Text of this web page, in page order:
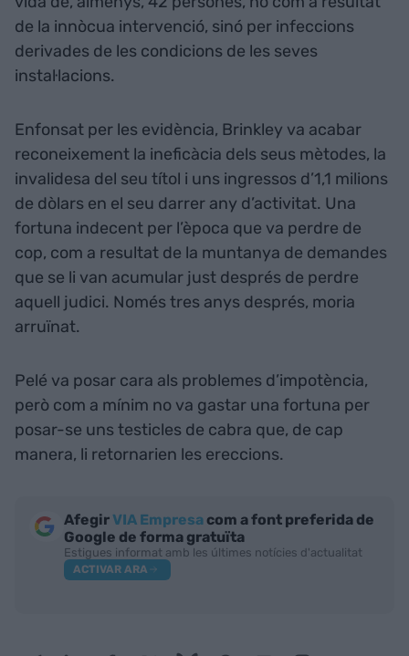
de la innòcua intervenció, sinó per infeccions
derivades de les condicions de les seves
instal·lacions.
Enfonsat per les evidència, Brinkley va acabar
reconeixement la ineficàcia dels seus mètodes, la
invalidesa del seu títol i uns ingressos d’1,1 milions
de dòlars en el seu darrer any d’activitat. Una
fortuna indecent per l’època que va perdre de
cop, com a resultat de la muntanya de demandes
que se li van acumular just després de perdre
aquell judici. Només tres anys després, moria
arruïnat.
Pelé va posar cara als problemes d’impotència,
però com a mínim no va gastar una fortuna per
posar-se uns testicles de cabra que, de cap
manera, li retornarien les ereccions.
AfegirVIA Empresa com a font preferida de
Google de forma gratuïta
Estigues informat amb les últimes notícies d'actualitat
ACTIVAR ARA